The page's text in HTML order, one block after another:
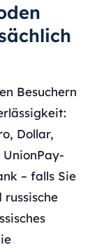
Besuchern
Dollar,
UnionPay-
– falls Sie
russische